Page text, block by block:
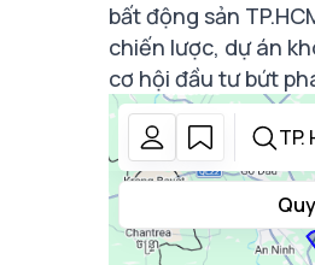
bất động sản
chiến lược, dự án
cơ hội đầu tư bứt